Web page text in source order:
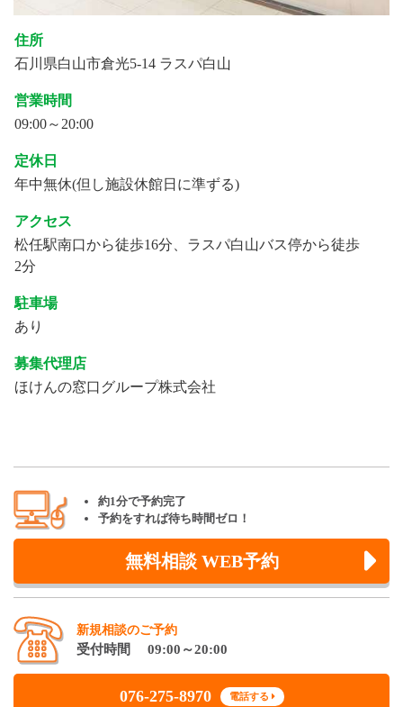
住所
石川県白山市倉光5-14 ラスパ白山
営業時間
09:00～20:00
定休日
年中無休(但し施設休館日に準ずる)
アクセス
松任駅南口から徒歩16分、ラスパ白山バス停から徒歩
2分
駐車場
あり
募集代理店
ほけんの窓口グループ株式会社
約1分で予約完了
予約をすれば待ち時間ゼロ！
無料相談 WEB予約
新規相談のご予約
受付時間 09:00～20:00
076-275-8970 電話する